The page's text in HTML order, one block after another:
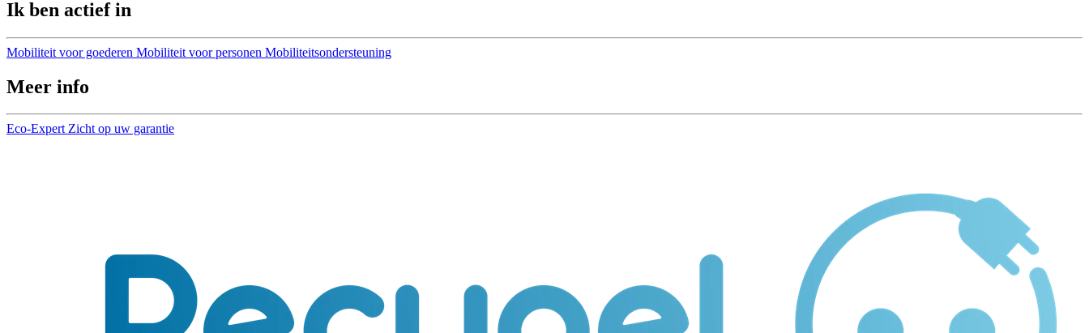
Ik ben actief in
Mobiliteit voor goederen Mobiliteit voor personen Mobiliteitsondersteuning
Meer info
Eco-Expert Zicht op uw garantie